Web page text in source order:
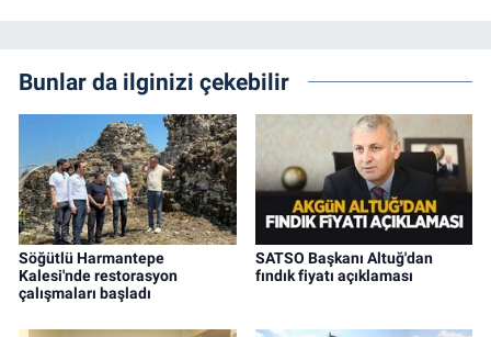
Bunlar da ilginizi çekebilir
Söğütlü Harmantepe
Kalesi'nde restorasyon
çalışmaları başladı
SATSO Başkanı Altuğ'dan
fındık fiyatı açıklaması